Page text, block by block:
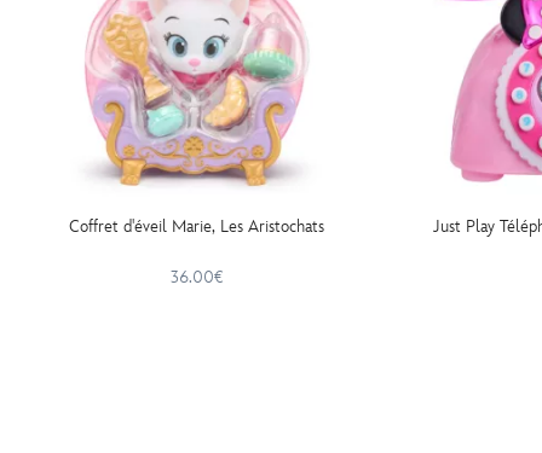
Coffret d'éveil Marie, Les Aristochats
36.00€
Just Play